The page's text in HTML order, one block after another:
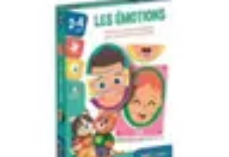
Santé Ayurvédique
Santé et Bien-êtrePratiques et RituelsÉquilibre des
Plantes et Remèdes
Santé Ayurvédique